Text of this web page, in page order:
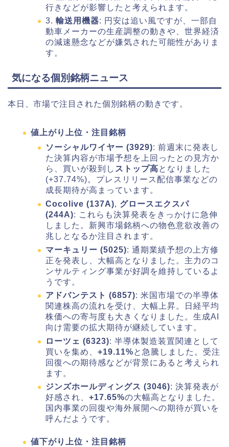
行きなどが影響したと考えられます。
3. 輸送用機器: 円安は追い風ですが、一部自
動車メーカーの生産調整の動きや、世界経済
の減速懸念などが嫌気された可能性がありま
す。
気になる個別銘柄ニュース
本日、市場で注目された個別銘柄の動きです。
値上がり上位・注目銘柄
ソーシャルワイヤー (3929): 前週末に発表し
た決算内容が市場予想を上回ったとの見方か
ら、買いが殺到し ストップ高 となりました
(+37.74%)。プレスリリース配信事業などの
成長期待が高まっています。
Cocolive (137A), グロースエクスパ
(244A): これらも決算発表をきっかけに急伸
しました。新興市場銘柄への物色意欲改善の
兆しとなるか注目されます。
マーキュリー (5025): 通期業績予想の上方修
正を発表し、大幅高となりました。主力のコ
ンサルティング事業が好調を維持しているよ
うです。
アドバンテスト (6857): 米国市場での半導体
関連株高の流れを受け、大幅上昇。日経平均
株価への寄与度も大きくなりました。生成AI
向け需要の拡大期待が継続しています。
ローツェ (6323): 半導体製造装置関連として
買いを集め、 +19.11%と急騰しました。受注
回復への期待感などが背景にあると考えられ
ます。
ジンズホールディングス (3046): 決算発表が
好感され、 +17.65%の大幅高となりました。
国内事業の回復や海外展開への期待が買いを
呼んだようです。
値下がり上位・注目銘柄